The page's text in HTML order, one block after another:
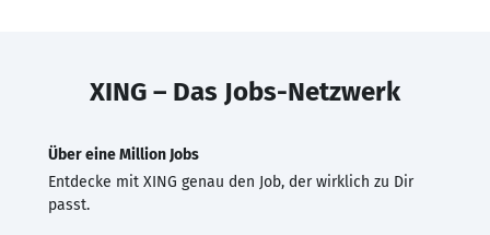
XING – Das Jobs-Netzwerk
Über eine Million Jobs
Entdecke mit XING genau den Job, der wirklich zu Dir
passt.